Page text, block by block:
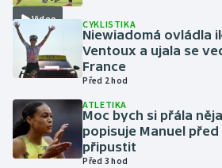
Moderní pětiboj
Motorsport
Olympijské hry
Parasport
Video CYKLISTIKA
Niewiadomá ovládla
Ventoux a ujala se
France
Před 2 hod
ATLETIKA
Moc bych si přála
popisuje Manuel před
připustit
Před 3 hod